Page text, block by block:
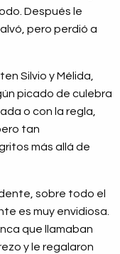
Después le
pero perdió a
Silvio y Mélida,
picado de culebra
o con la regla,
tan
más allá de
sobre todo el
es muy envidiosa.
que llamaban
y le regalaron